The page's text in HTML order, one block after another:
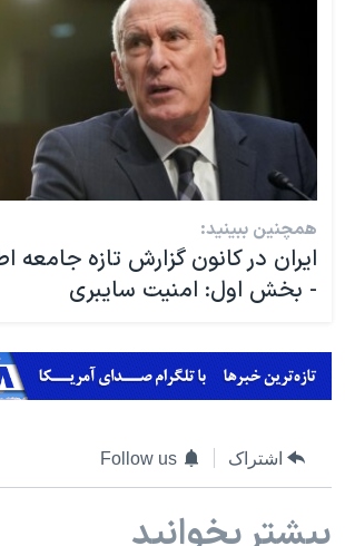
همچنین ببینید:
ایران در کانون گزارش تازه جامعه
- بخش اول: امنیت سایبری
اشتراک Follow us
بیشتر بخوانید